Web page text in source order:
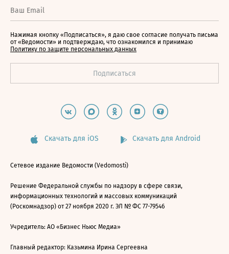
Нажимая кнопку «Подписаться», я даю свое согласие получать письма
от «Ведомости» и подтверждаю, что ознакомился и принимаю
Политику по защите персональных данных
Скачать для iOS Скачать для Android
Сетевое издание Ведомости (Vedomosti)
Решение Федеральной службы по надзору в сфере связи,
информационных технологий и массовых коммуникаций
(Роскомнадзор) от 27 ноября 2020 г. ЭЛ № ФС 77-79546
Учредитель: АО «Бизнес Ньюс Медиа»
Главный редактор: Казьмина Ирина Сергеевна